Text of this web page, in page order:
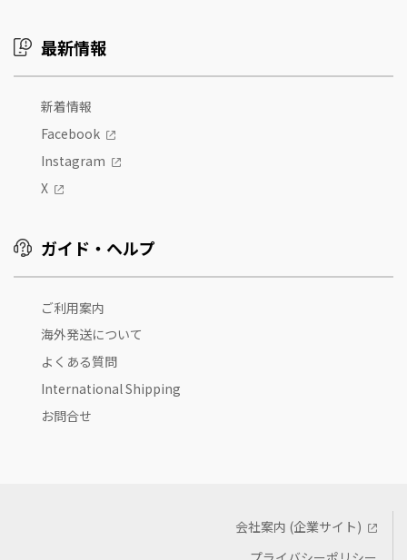
最新情報
新着情報
Facebook
Instagram
X
ガイド・ヘルプ
ご利用案内
海外発送について
よくある質問
International Shipping
お問合せ
会社案内 (企業サイト)